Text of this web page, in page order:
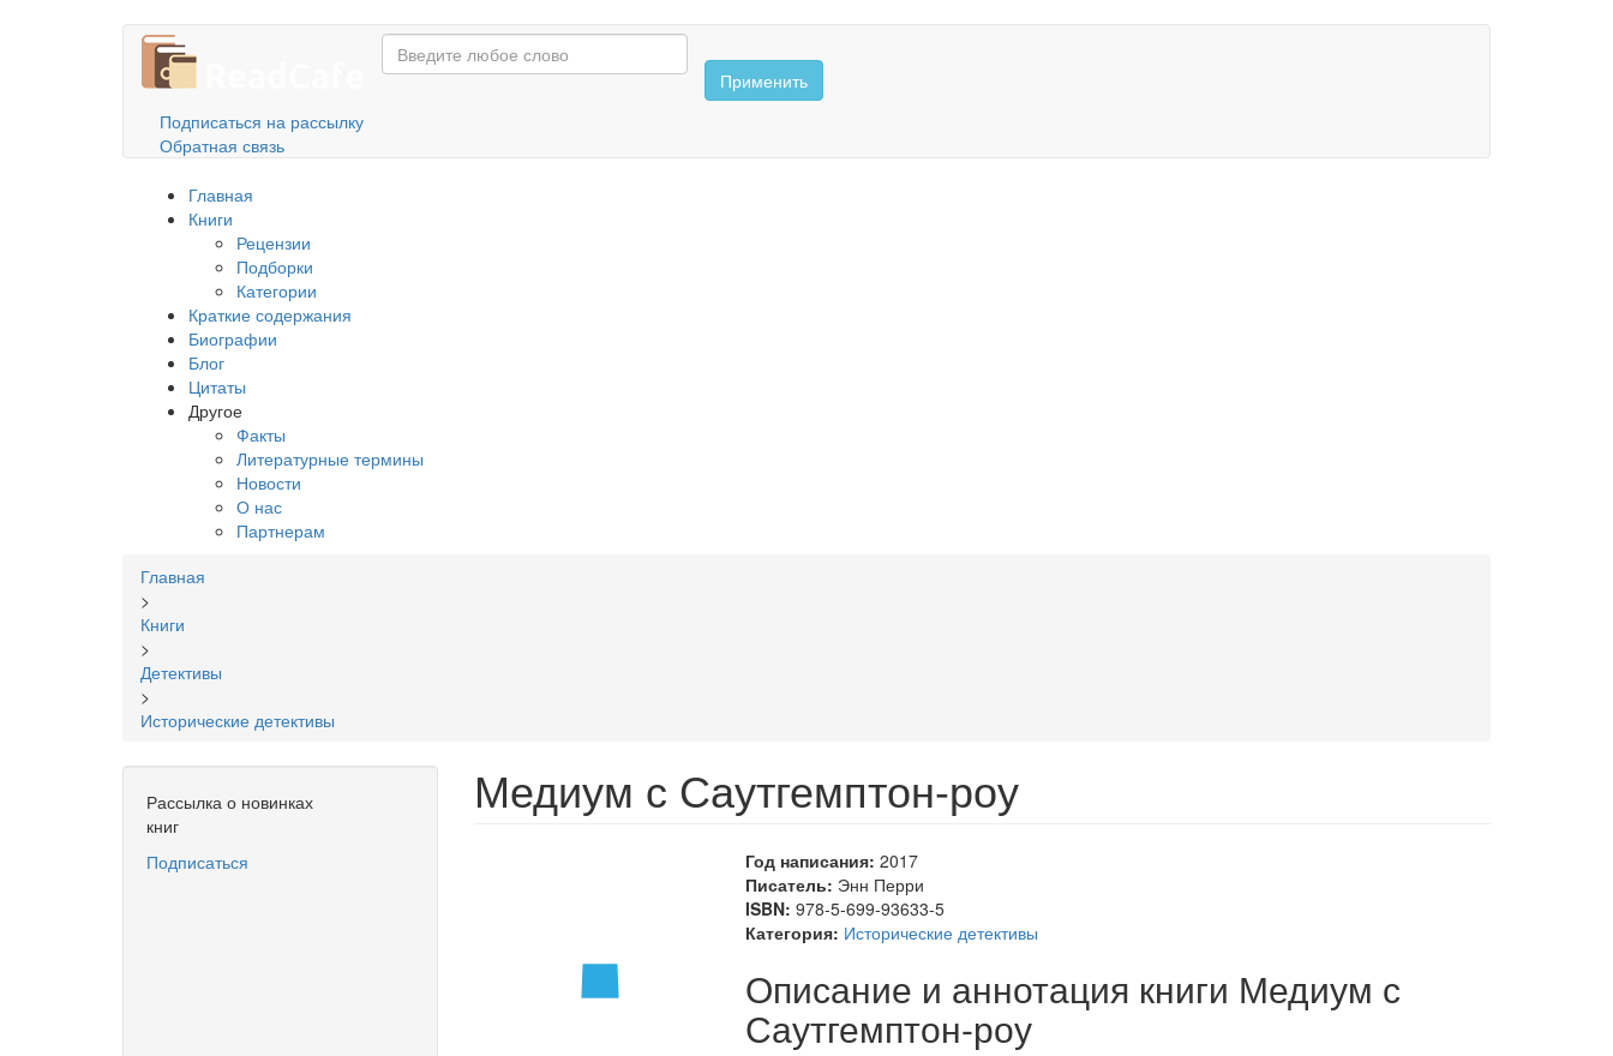
Применить
Подписаться на рассылку
Обратная связь
Главная
Книги
Рецензии
Подборки
Категории
Краткие содержания
Биографии
Блог
Цитаты
Другое
Факты
Литературные термины
Новости
О нас
Партнерам
Вы
здесь
Главная
>
Книги
>
Детективы
>
Исторические детективы
Рассылка о новинках
книг
Подписаться
Медиум с Саутгемптон-роу
Год написания:2017
Писатель: Энн Перри
ISBN:978-5-699-93633-5
Категория: Исторические детективы
Описание и аннотация книги Медиум с
Саутгемптон-роу